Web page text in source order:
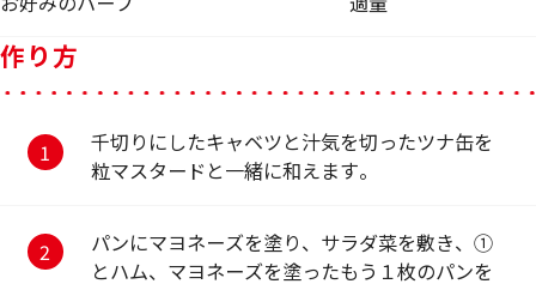
作り方
千切りにしたキャベツと汁気を切ったツナ缶を
粒マスタードと一緒に和えます。
パンにマヨネーズを塗り、サラダ菜を敷き、①
とハム、マヨネーズを塗ったもう１枚のパンを